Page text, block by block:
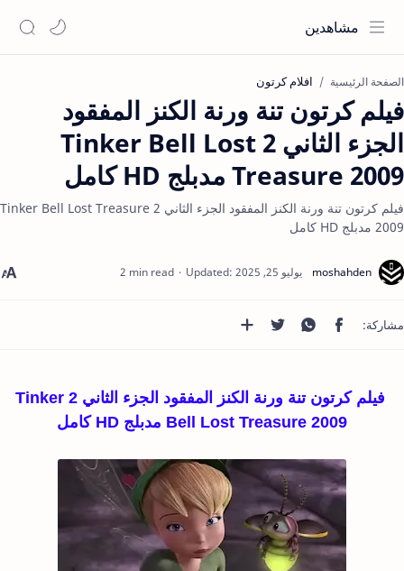
مشاهدين
الصفحة الرئيسية افلام كرتون
فيلم كرتون تنة ورنة الكنز المفقود
الجزء الثاني 2 Tinker Bell Lost
Treasure 2009 مدبلج HD كامل
فيلم كرتون تنة ورنة الكنز المفقود الجزء الثاني 2 Tinker Bell Lost Treasure
2009 مدبلج HD كامل
2 min read
فيلم كرتون تنة ورنة الكنز المفقود الجزء الثاني 2 Tinker
Bell Lost Treasure 2009 مدبلج HD كامل